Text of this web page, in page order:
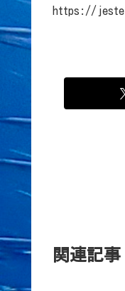
https://
関連記事